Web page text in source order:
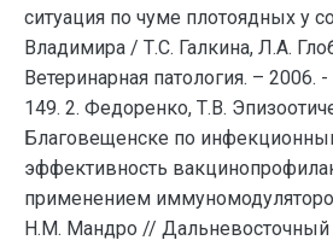
ситуация по чуме плотоядных у
Владимира / Т.С. Галкина, Л.А.
Ветеринарная патология. –
149. 2. Федоренко, Т.В.
Благовещенске по
эффективность
применением
Н.М. Мандро // Дальневосточный